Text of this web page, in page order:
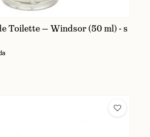
Toilette — Windsor (50 ml) - s